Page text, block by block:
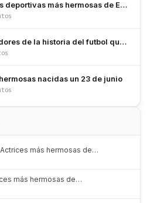
más hermosas de Estados Unidos
historia del futbol que han usado el número 10
nacidas un 23 de junio
Actrices más hermosas de…
más hermosas de…